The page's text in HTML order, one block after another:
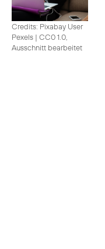
Credits: Pixabay User
Pexels | CC0 1.0,
Ausschnitt bearbeitet